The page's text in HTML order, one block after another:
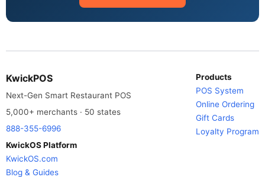
KwickPOS
Next-Gen Smart Restaurant POS
5,000+ merchants · 50 states
888-355-6996
Products
POS System
Online Ordering
Gift Cards
Loyalty Program
KwickOS Platform
KwickOS.com
Blog & Guides